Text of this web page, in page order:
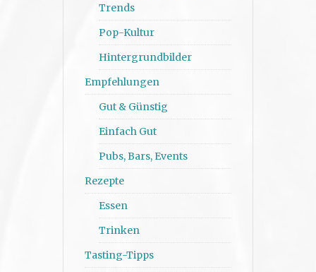
Trends
Pop-Kultur
Hintergrundbilder
Empfehlungen
Gut & Günstig
Einfach Gut
Pubs, Bars, Events
Rezepte
Essen
Trinken
Tasting-Tipps